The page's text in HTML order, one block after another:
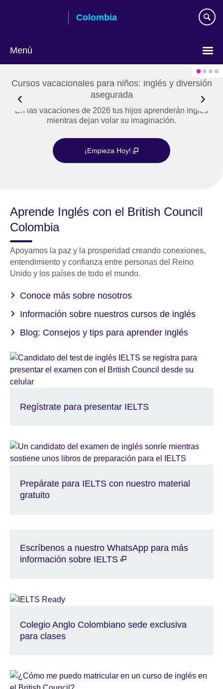
Colombia
Menú
su
Cursos vacacionales para niños: inglés y diversión
asegurada
En las vacaciones de 2026 tus hijos aprenderán inglés
mientras dejan volar su imaginación.
¡Empieza Hoy!
Aprende Inglés con el British Council
Colombia
Apoyamos la paz y la prosperidad creando conexiones,
entendimiento y confianza entre personas del Reino
Unido y los países de todo el mundo.
Conoce más sobre nosotros
Información sobre nuestros cursos de inglés
Blog: Consejos y tips para aprender inglés
Regístrate para presentar IELTS
Prepárate para IELTS con nuestro material
gratuito
Escríbenos a nuestro WhatsApp para más
información sobre IELTS
Colegio Anglo Colombiano sede exclusiva
para clases